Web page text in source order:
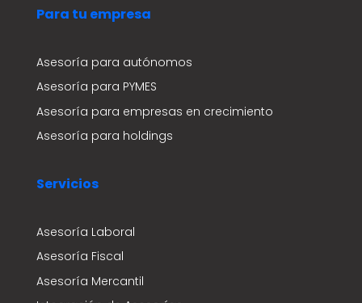
Para tu empresa
Asesoría para autónomos
Asesoría para PYMES
Asesoría para empresas en crecimiento
Asesoría para holdings
Servicios
Asesoría Laboral
Asesoría Fiscal
Asesoría Mercantil